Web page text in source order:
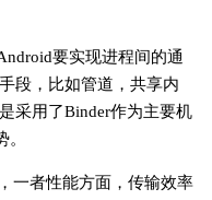
要实现进程间的通
段，比如管道，共享内
采用了Binder作为主要机
一者性能方面，传输效率